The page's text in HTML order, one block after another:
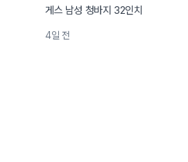
게스 남성 청바지 32인치
4일 전